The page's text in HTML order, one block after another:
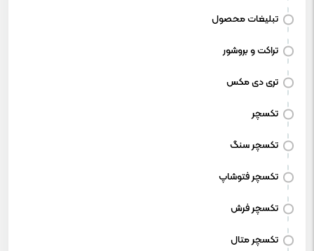
تبلیغات محصول
تراکت و بروشور
تری دی مکس
تکسچر
تکسچر سنگ
تکسچر فتوشاپ
تکسچر فرش
تکسچر متال